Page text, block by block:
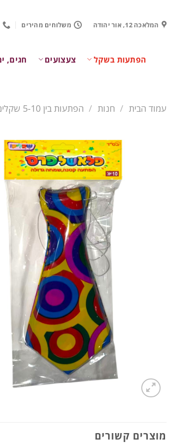
contentהמלאכה 12, אור יהודה משלוחים מהירים
הפתעות בשקל צעצועים חגים,
עמוד הבית / חנות / הפתעות בין 5-10 שקלים
מוצרים קשורים